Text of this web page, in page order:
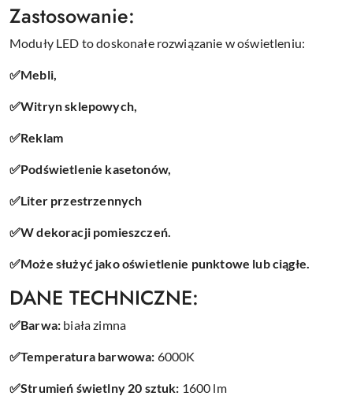
Zastosowanie:
Moduły LED to doskonałe rozwiązanie w oświetleniu:
✅Mebli,
✅Witryn sklepowych,
✅Reklam
✅Podświetlenie kasetonów,
✅Liter przestrzennych
✅W dekoracji pomieszczeń.
✅Może służyć jako oświetlenie punktowe lub ciągłe.
DANE TECHNICZNE:
✅Barwa: biała zimna
✅Temperatura barwowa: 6000K
✅Strumień świetlny 20 sztuk: 1600 lm